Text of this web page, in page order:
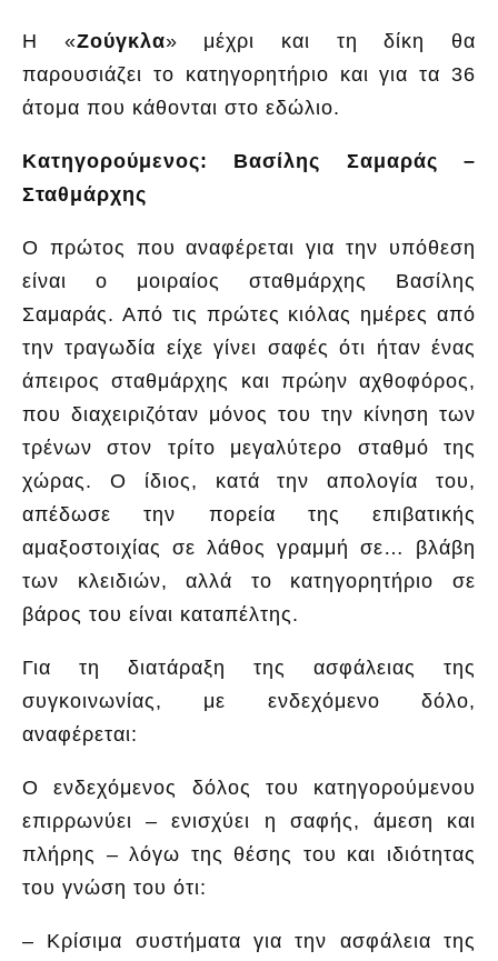
Η «Ζούγκλα» μέχρι και τη δίκη θα
παρουσιάζει το κατηγορητήριο και για τα 36
άτομα που κάθονται στο εδώλιο.
Κατηγορούμενος: Βασίλης Σαμαράς –
Σταθμάρχης
Ο πρώτος που αναφέρεται για την υπόθεση
είναι ο μοιραίος σταθμάρχης Βασίλης
Σαμαράς. Από τις πρώτες κιόλας ημέρες από
την τραγωδία είχε γίνει σαφές ότι ήταν ένας
άπειρος σταθμάρχης και πρώην αχθοφόρος,
που διαχειριζόταν μόνος του την κίνηση των
τρένων στον τρίτο μεγαλύτερο σταθμό της
χώρας. Ο ίδιος, κατά την απολογία του,
απέδωσε την πορεία της επιβατικής
αμαξοστοιχίας σε λάθος γραμμή σε… βλάβη
των κλειδιών, αλλά το κατηγορητήριο σε
βάρος του είναι καταπέλτης.
Για τη διατάραξη της ασφάλειας της
συγκοινωνίας, με ενδεχόμενο δόλο,
αναφέρεται:
Ο ενδεχόμενος δόλος του κατηγορούμενου
επιρρωνύει – ενισχύει η σαφής, άμεση και
πλήρης – λόγω της θέσης του και ιδιότητας
του γνώση του ότι:
– Κρίσιμα συστήματα για την ασφάλεια της